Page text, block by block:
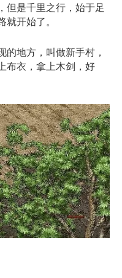
但是千里之行，始于足
就开始了。
的地方，叫做新手村，
布衣，拿上木剑，好